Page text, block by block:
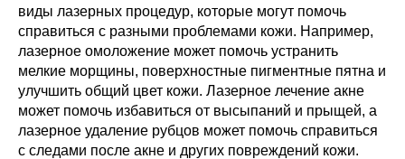
виды лазерных процедур, которые могут помочь
справиться с разными проблемами кожи. Например,
лазерное омоложение может помочь устранить
мелкие морщины, поверхностные пигментные пятна и
улучшить общий цвет кожи. Лазерное лечение акне
может помочь избавиться от высыпаний и прыщей, а
лазерное удаление рубцов может помочь справиться
с следами после акне и других повреждений кожи.